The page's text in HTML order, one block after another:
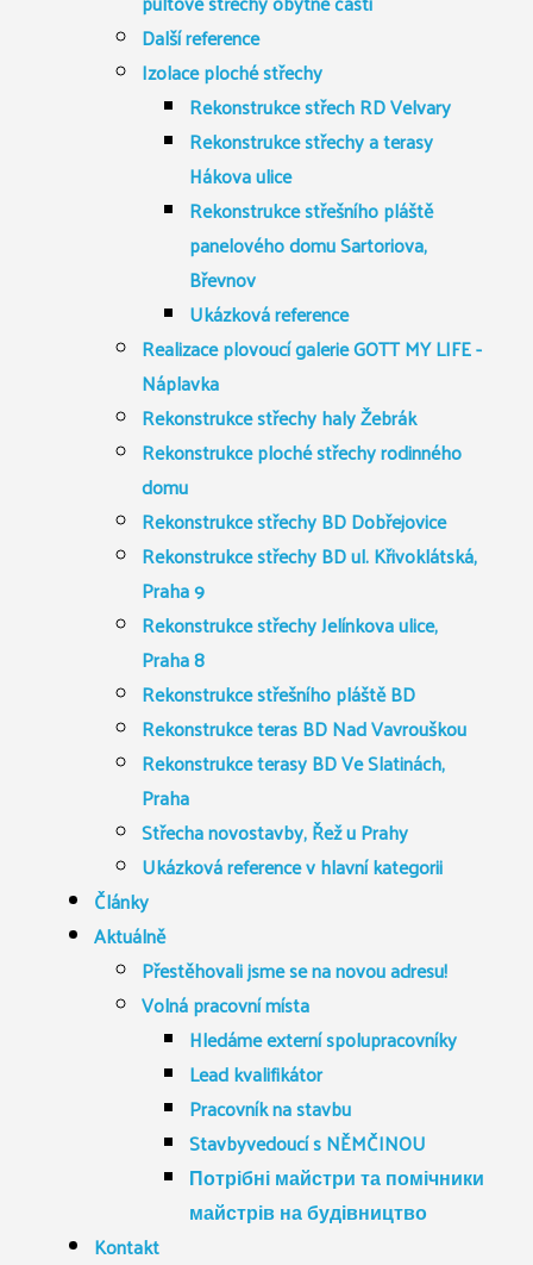
Další reference
Izolace ploché střechy
Rekonstrukce střech RD Velvary
Rekonstrukce střechy a terasy
Hákova ulice
Rekonstrukce střešního pláště
panelového domu Sartoriova,
Břevnov
Ukázková reference
Realizace plovoucí galerie GOTT MY LIFE -
Náplavka
Rekonstrukce střechy haly Žebrák
Rekonstrukce ploché střechy rodinného
domu
Rekonstrukce střechy BD Dobřejovice
Rekonstrukce střechy BD ul. Křivoklátská,
Praha 9
Rekonstrukce střechy Jelínkova ulice,
Praha 8
Rekonstrukce střešního pláště BD
Rekonstrukce teras BD Nad Vavrouškou
Rekonstrukce terasy BD Ve Slatinách,
Praha
Střecha novostavby, Řež u Prahy
Ukázková reference v hlavní kategorii
Články
Aktuálně
Přestěhovali jsme se na novou adresu!
Volná pracovní místa
Hledáme externí spolupracovníky
Lead kvalifikátor
Pracovník na stavbu
Stavbyvedoucí s NĚMČINOU
Потрібні майстри та помічники
майстрів на будівництво
Kontakt